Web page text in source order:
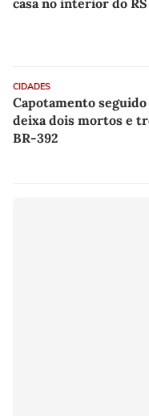
CIDADES
Capotamento
deixa dois mortos e
BR-392